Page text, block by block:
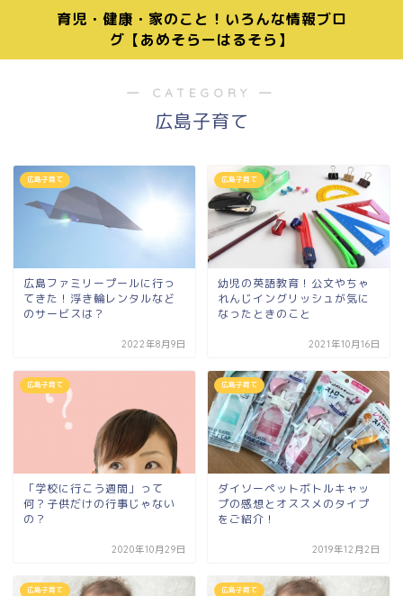
育児・健康・家のこと！いろんな情報ブロ
グ【あめそらーはるそら】
― CATEGORY ―
広島子育て
広島子育て
広島ファミリープールに行っ
てきた！浮き輪レンタルなど
のサービスは？
2022年8月9日
広島子育て
幼児の英語教育！公文やちゃ
れんじイングリッシュが気に
なったときのこと
2021年10月16日
広島子育て
「学校に行こう週間」って
何？子供だけの行事じゃない
の？
2020年10月29日
広島子育て
ダイソーペットボトルキャッ
プの感想とオススメのタイプ
をご紹介！
2019年12月2日
広島子育て 広島子育て